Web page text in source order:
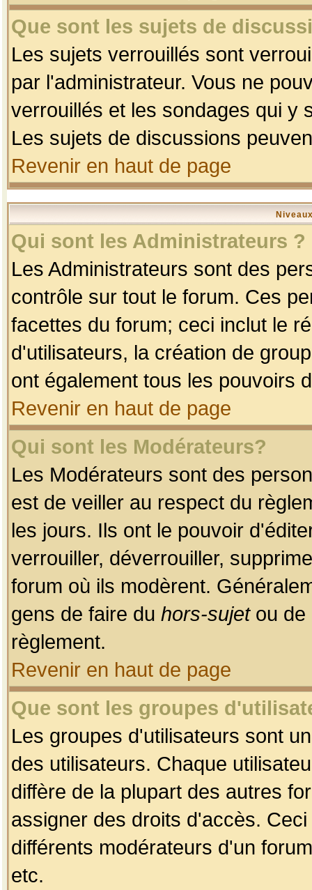
Que sont les sujets de
Les sujets verrouillés sont
par l'administrateur. Vous ne
verrouillés et les sondages qui y
Les sujets de discussions
Revenir en haut de page
Qui sont les Administrateurs ?
Les Administrateurs sont des
contrôle sur tout le forum. Ces
facettes du forum; ceci inclut le
d'utilisateurs, la création de
ont également tous les pouvoirs
Revenir en haut de page
Qui sont les Modérateurs?
Les Modérateurs sont des
est de veiller au respect du
les jours. Ils ont le pouvoir
verrouiller, déverrouiller,
forum où ils modèrent.
gens de faire du hors-sujetou de
règlement.
Revenir en haut de page
Que sont les groupes
Les groupes d'utilisateurs sont
des utilisateurs. Chaque
diffère de la plupart des autres
assigner des droits d'accès.
différents modérateurs d'un
etc.